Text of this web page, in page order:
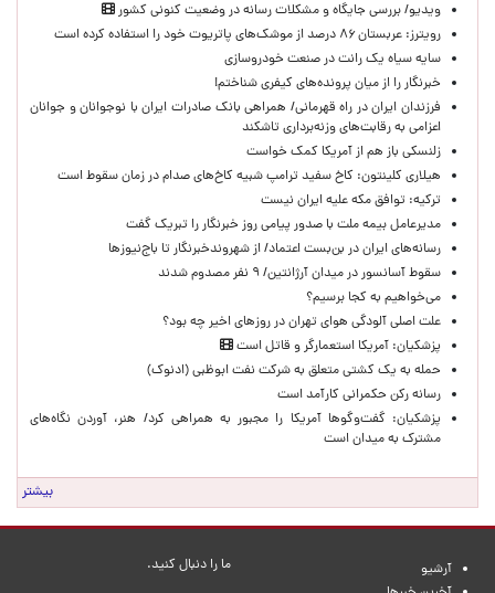
ویدیو/ بررسی جایگاه و مشکلات رسانه در وضعیت کنونی کشور
رویترز: عربستان ۸۶ درصد از موشک‌های پاتریوت خود را استفاده کرده است
سایه سیاه یک رانت در صنعت خودروسازی
خبرنگار را از میان پرونده‌های کیفری شناختم!
​فرزندان ایران در راه قهرمانی/ همراهی بانک صادرات ایران با نوجوانان و جوانان
اعزامی به رقابت‌های وزنه‌برداری تاشکند
زلنسکی باز هم از آمریکا کمک خواست
هیلاری کلینتون: کاخ سفید ترامپ شبیه کاخ‌های صدام در زمان سقوط است
ترکیه: توافق مکه علیه ایران نیست
مدیرعامل بیمه ملت با صدور پیامی روز خبرنگار را تبریک گفت
رسانه‌های ایران در بن‌بست اعتماد/ از شهروندخبرنگار تا باج‌نیوزها
سقوط آسانسور در میدان آرژانتین/ ۹ نفر مصدوم شدند
می‌خواهیم به کجا برسیم؟
علت اصلی آلودگی هوای تهران در روزهای اخیر چه بود؟
پزشکیان: آمریکا استعمارگر و قاتل است
حمله به یک کشتی متعلق به شرکت نفت ابوظبی (ادنوک)
رسانه رکن حکمرانی کارآمد است
پزشکیان: گفت‌وگوها آمریکا را مجبور به همراهی کرد/ هنر، آوردن نگاه‌های
مشترک به میدان است
بیشتر
آرشیو
ما را دنبال کنید.